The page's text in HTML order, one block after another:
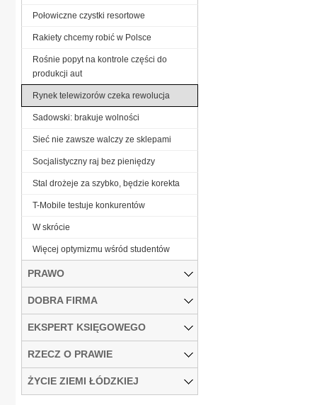
Połowiczne czystki resortowe
Rakiety chcemy robić w Polsce
Rośnie popyt na kontrole części do
produkcji aut
Rynek telewizorów czeka rewolucja
Sadowski: brakuje wolności
Sieć nie zawsze walczy ze sklepami
Socjalistyczny raj bez pieniędzy
Stal drożeje za szybko, będzie korekta
T-Mobile testuje konkurentów
W skrócie
Więcej optymizmu wśród studentów
PRAWO
DOBRA FIRMA
EKSPERT KSIĘGOWEGO
RZECZ O PRAWIE
ŻYCIE ZIEMI ŁÓDZKIEJ